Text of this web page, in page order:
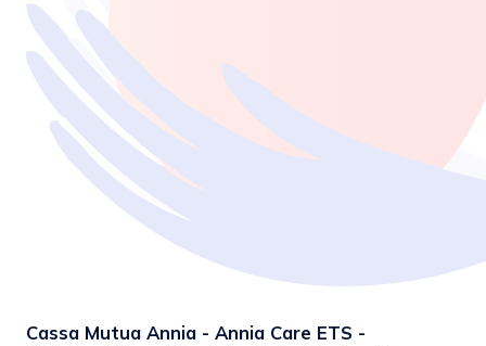
Cassa Mutua Annia - Annia Care ETS -